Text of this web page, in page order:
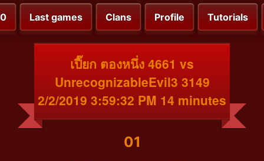
Last games Clans Profile Tutorials
เปี๊ยก ตองหนึ่ง 4661 vs
UnrecognizableEvil3 3149
2/2/2019 3:59:32 PM 14 minutes
01